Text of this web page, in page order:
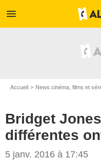
menu
Accueil News cinéma, films et
Bridget
différentes
5 janv. 2016 à 17:45